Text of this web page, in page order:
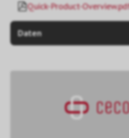
Quick-Product-
Daten